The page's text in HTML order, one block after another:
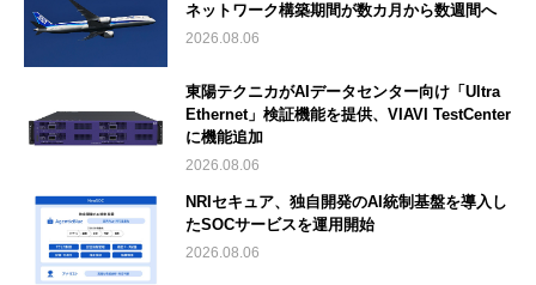
ネットワーク構築期間が数カ月から数週間へ
2026.08.06
東陽テクニカがAIデータセンター向け「Ultra
Ethernet」検証機能を提供、VIAVI TestCenter
に機能追加
2026.08.06
NRIセキュア、独自開発のAI統制基盤を導入し
たSOCサービスを運用開始
2026.08.06